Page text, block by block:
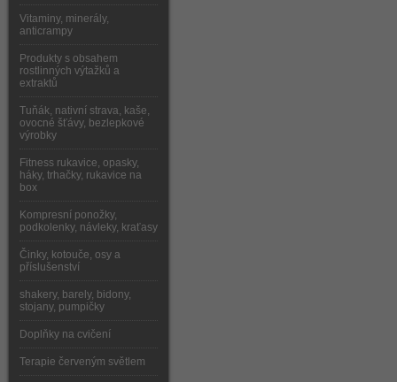
Vitaminy, minerály,
anticrampy
Produkty s obsahem
rostlinných výtažků a
extraktů
Tuňák, nativní strava, kaše,
ovocné šťávy, bezlepkové
výrobky
Fitness rukavice, opasky,
háky, trhačky, rukavice na
box
Kompresní ponožky,
podkolenky, návleky, kraťasy
Činky, kotouče, osy a
příslušenství
shakery, barely, bidony,
stojany, pumpičky
Doplňky na cvičení
Terapie červeným světlem